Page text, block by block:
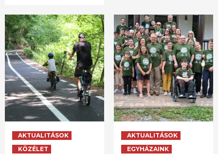
AKTUALITÁSOK
KÖZÉLET
AKTUALITÁSOK
EGYHÁZAINK